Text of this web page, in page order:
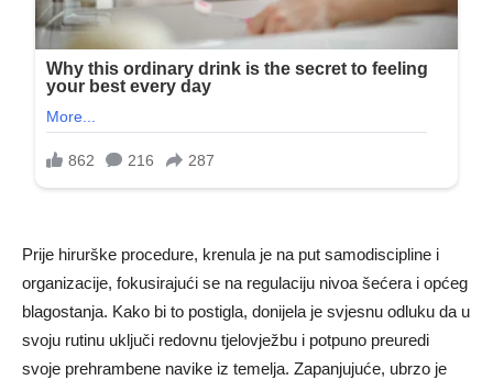
Prije hirurške procedure, krenula je na put samodiscipline i
organizacije, fokusirajući se na regulaciju nivoa šećera i općeg
blagostanja. Kako bi to postigla, donijela je svjesnu odluku da u
svoju rutinu uključi redovnu tjelovježbu i potpuno preuredi
svoje prehrambene navike iz temelja. Zapanjujuće, ubrzo je